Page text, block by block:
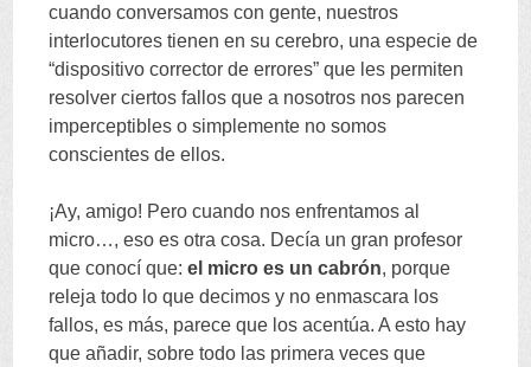
cuando conversamos con gente, nuestros
interlocutores tienen en su cerebro, una especie de
“dispositivo corrector de errores”que les permiten
resolver ciertos fallos que a nosotros nos parecen
imperceptibles o simplemente no somos
conscientes de ellos.
¡Ay,amigo! Pero cuando nos enfrentamos al
micro…,eso es otra cosa. Decía un gran profesor
que conocí que:el micro es un cabrón, porque
releja todo lo que decimos y no enmascara los
fallos,es más, parece que los acentúa.A esto hay
que añadir,sobre todo las primera veces que